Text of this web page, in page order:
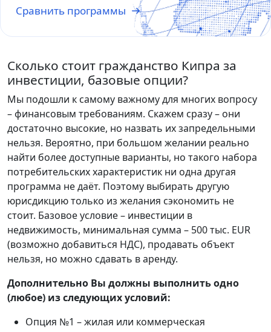
Сравнить программы
Сколько стоит гражданство Кипра за
инвестиции, базовые опции?
Мы подошли к самому важному для многих вопросу
– финансовым требованиям. Скажем сразу – они
достаточно высокие, но назвать их запредельными
нельзя. Вероятно, при большом желании реально
найти более доступные варианты, но такого набора
потребительских характеристик ни одна другая
программа не даёт. Поэтому выбирать другую
юрисдикцию только из желания сэкономить не
стоит. Базовое условие – инвестиции в
недвижимость, минимальная сумма – 500 тыс. EUR
(возможно добавиться НДС), продавать объект
нельзя, но можно сдавать в аренду.
Дополнительно Вы должны выполнить одно
(любое) из следующих условий:
Опция №1 – жилая или коммерческая